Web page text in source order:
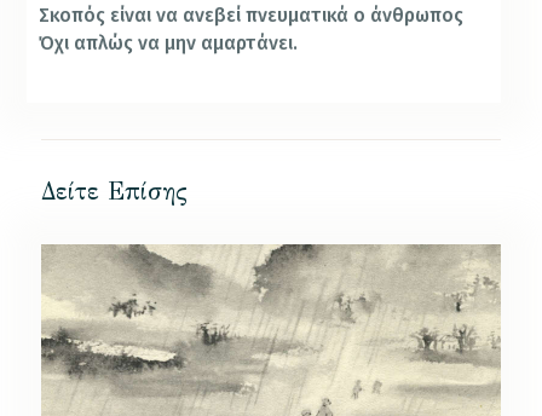
Σκοπός είναι να ανεβεί πνευματικά ο άνθρωπος
Όχι απλώς να μην αμαρτάνει.
Δείτε Επίσης